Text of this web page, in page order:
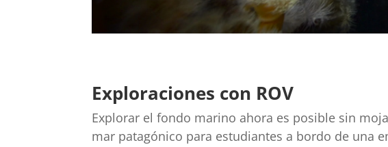
Exploraciones con ROV
Explorar el fondo marino ahora es posible sin
mar patagónico para estudiantes a bordo de una